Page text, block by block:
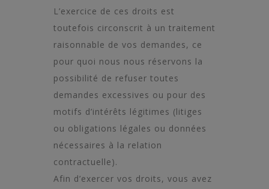
L’exercice de ces droits est
toutefois circonscrit à un traitement
raisonnable de vos demandes, ce
pour quoi nous nous réservons la
possibilité de refuser toutes
demandes excessives ou pour des
motifs d’intérêts légitimes (litiges
ou obligations légales ou données
nécessaires à la relation
contractuelle).
Afin d’exercer vos droits, vous avez